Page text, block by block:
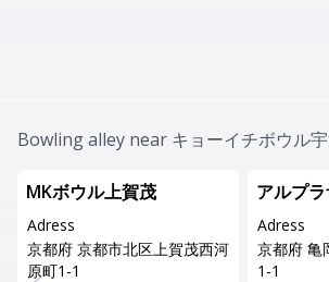
Bowling alley near キョーイチボウル
MKボウル上賀茂
Adress
京都府 京都市北区上賀茂西河
原町1-1
アルプ
Adress
京都府 亀
1-1